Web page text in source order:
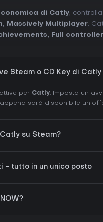
di Catly,
, Massively Multiplayer.
, Full
Steam o CD Key di Catly
per Catly. Imposta un
appena sarà disponibile
su Steam?
- tutto in un unico posto